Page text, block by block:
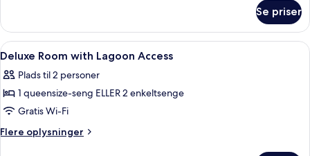
Penthouse
Se priser
Indlæs
alle
billeder
af
Deluxe
Room
Premium-sengetøj, minibar,
5
Deluxe Room with Lagoon Access
Plads til 2 personer
1 queensize-seng ELLER 2 enkeltsenge
Gratis Wi-Fi
Flere oplysninger
Flere